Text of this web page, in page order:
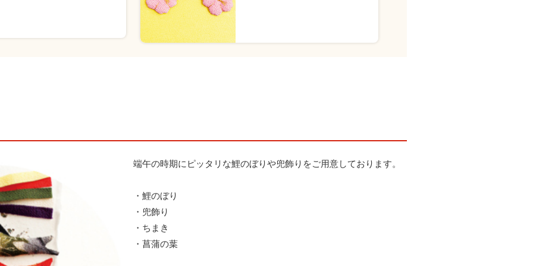
端午の時期にピッタリな鯉のぼりや兜飾りをご用意しております。
・鯉のぼり
・兜飾り
・ちまき
・菖蒲の葉